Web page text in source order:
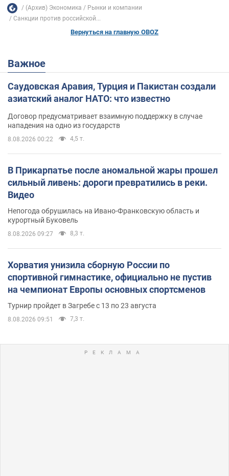
(Архив) Экономика
Рынки и компании
Санкции против российской...
Вернуться на главную OBOZ
Важное
Саудовская Аравия, Турция и Пакистан создали
азиатский аналог НАТО: что известно
Договор предусматривает взаимную поддержку в случае
нападения на одно из государств
8.08.2026 00:22 4,5 т.
В Прикарпатье после аномальной жары прошел
сильный ливень: дороги превратились в реки.
Видео
Непогода обрушилась на Ивано-Франковскую область и
курортный Буковель
8.08.2026 09:27 8,3 т.
Хорватия унизила сборную России по
спортивной гимнастике, официально не пустив
на чемпионат Европы основных спортсменов
Турнир пройдет в Загребе с 13 по 23 августа
8.08.2026 09:51 7,3 т.